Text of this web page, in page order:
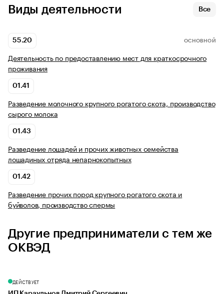
Виды деятельности Все
55.20 ОСНОВНОЙ
Деятельность по предоставлению мест для краткосрочного
проживания
01.41
Разведение молочного крупного рогатого скота, производство
сырого молока
01.43
Разведение лошадей и прочих животных семейства
лошадиных отряда непарнокопытных
01.42
Разведение прочих пород крупного рогатого скота и
буйволов, производство спермы
Другие предприниматели с тем же
ОКВЭД
ДЕЙСТВУЕТ